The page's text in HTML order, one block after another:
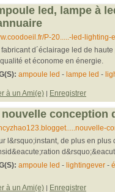
led, lampe à
P-20.....-led-lighting-
fabricant d´éclairage led de
et économe en énergie.
ampoule led - lampe led -
à un Ami(e) | Enregistrer
nouvelle conception
l&rsquo;instant, de plus en
ampoule led - lightingever-
à un Ami(e) | Enregistrer